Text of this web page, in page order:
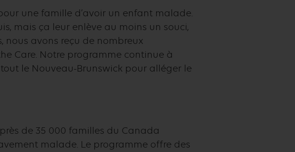
une famille d’avoir un enfant malade.
mais ça leur enlève au moins un souci,
nous avons reçu de nombreux
Care. Notre programme continue à
le Nouveau-Brunswick pour alléger le
de 35 000 familles du Canada
malade. Le programme offre des